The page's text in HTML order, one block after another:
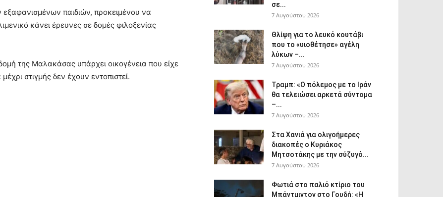
παιδιών, προκειμένου να
κάνει έρευνες σε δομές φιλοξενίας
της Μαλακάσας υπάρχει οικογένεια που είχε
στιγμής δεν έχουν εντοπιστεί.
σε...
7 Αυγούστου 2026
Θλίψη για το λευκό κουτάβι
που το «υιοθέτησε» αγέλη
λύκων –...
7 Αυγούστου 2026
Τραμπ: «Ο πόλεμος με το Ιράν
θα τελειώσει αρκετά σύντομα
–...
7 Αυγούστου 2026
Στα Χανιά για ολιγοήμερες
διακοπές ο Κυριάκος
Μητσοτάκης με την σύζυγό...
7 Αυγούστου 2026
Φωτιά στο παλιό κτίριο του
Μπάντμιντον στο Γουδή: «Η